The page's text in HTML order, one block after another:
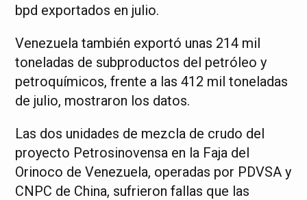
bpd exportados en julio.
Venezuela también exportó unas 214 mil
toneladas de subproductos del petróleo y
petroquímicos, frente a las 412 mil toneladas
de julio, mostraron los datos.
Las dos unidades de mezcla de crudo del
proyecto Petrosinovensa en la Faja del
Orinoco de Venezuela, operadas por PDVSA y
CNPC de China, sufrieron fallas que las